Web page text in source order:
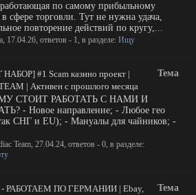
по самому прибыльному
сфере торговли. Тут не нужна удача,
повторение действий по кругу,...
, 17.04.26, ответов - 1, в разделе: Ищу
Тема
#1 Scam казино проект |
| Активен с прошлого месяца
СТОИТ РАБОТАТЬ С НАМИ И
- Новое направление; - Любое гео
СНГ и EU); - Мануалы для чайников; -
Team, 27.04.24, ответов - 0, в разделе:
Тема
- РАБОТАЕМ ПО ГЕРМАНИИ | Ebay,